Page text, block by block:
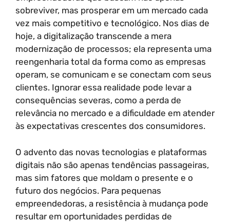
sobreviver, mas prosperar em um mercado cada
vez mais competitivo e tecnológico. Nos dias de
hoje, a digitalização transcende a mera
modernização de processos; ela representa uma
reengenharia total da forma como as empresas
operam, se comunicam e se conectam com seus
clientes. Ignorar essa realidade pode levar a
consequências severas, como a perda de
relevância no mercado e a dificuldade em atender
às expectativas crescentes dos consumidores.
O advento das novas tecnologias e plataformas
digitais não são apenas tendências passageiras,
mas sim fatores que moldam o presente e o
futuro dos negócios. Para pequenas
empreendedoras, a resistência à mudança pode
resultar em oportunidades perdidas de